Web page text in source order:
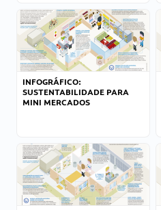
INFOGRÁFICO:
SUSTENTABILIDADE PARA
MINI MERCADOS